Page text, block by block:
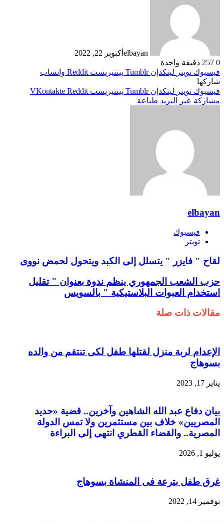
elbayan أكتوبر 22, 2022
0
دقيقة واحدة
فيسبوك تويتر لينكدإن بينتيريست
واتساب
شاركها
فيسبوك تويتر لينكدإن بينتيريست
مشاركة عبر البريد طباعة
elbayan
فيسبوك
تويتر
لقاح " فايزر " يتسلل إلى الكبد ويتحول لحمض نووى
حزب الشعب الجمهوري ينظم ندوة بعنوان " تقليل
استخدام العبوات البلاستيكية " بالسويس
مقالات ذات صلة
الإعدام لربة منزل لقتلها طفل لكى تنتقم من والده
بسوهاج
يناير 17, 2023
بيان دفاع عبد الله الشاهين وآخرين.. قضية «حديد
المصريين» خلاف بين مستثمرين ولا تمس الدولة
المصرية.. والقضاء القطري انتهى إلى البراءة
يوليو 1, 2026
غرق طفل بترعة فى المنشاة بسوهاج
نوفمبر 14, 2022